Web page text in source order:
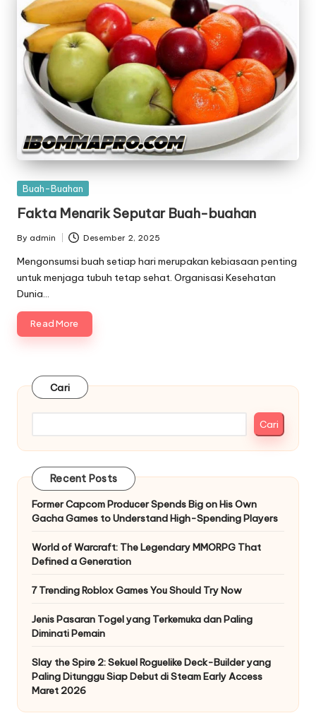
Posted
Buah-Buahan
Fakta Menarik Seputar Buah-buahan
Posted
by
By admin Desember 2, 2025
Mengonsumsi buah setiap hari merupakan kebiasaan penting
untuk menjaga tubuh tetap sehat. Organisasi Kesehatan
Dunia…
Read More
Cari
Cari
Recent Posts
Former Capcom Producer Spends Big on His Own
Gacha Games to Understand High-Spending Players
World of Warcraft: The Legendary MMORPG That
Defined a Generation
7 Trending Roblox Games You Should Try Now
Jenis Pasaran Togel yang Terkemuka dan Paling
Diminati Pemain
Slay the Spire 2: Sekuel Roguelike Deck-Builder yang
Paling Ditunggu Siap Debut di Steam Early Access
Maret 2026